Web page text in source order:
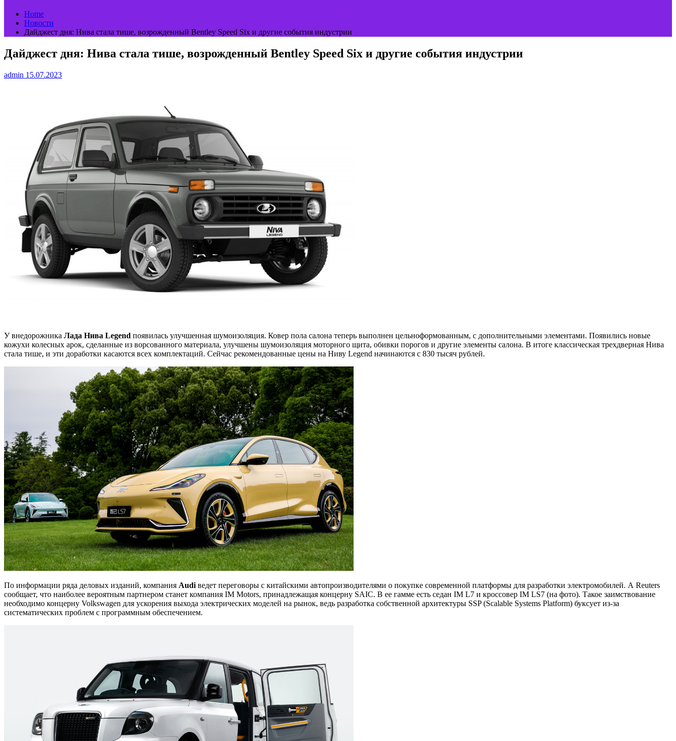
Home
Новости
Дайджест дня: Нива стала тише, возрожденный Bentley Speed Six и другие события индустрии
Дайджест дня: Нива стала тише, возрожденный Bentley Speed Six и другие события индустрии
admin 15.07.2023
У внедорожника Лада Нива Legend появилась улучшенная шумоизоляция. Ковер пола салона теперь выполнен цельноформованным, с дополнительными элементами. Появились новые
кожухи колесных арок, сделанные из ворсованного материала, улучшены шумоизоляция моторного щита, обивки порогов и другие элементы салона. В итоге классическая трехдверная Нива
стала тише, и эти доработки касаются всех комплектаций. Сейчас рекомендованные цены на Ниву Legend начинаются с 830 тысяч рублей.
По информации ряда деловых изданий, компания Audi ведет переговоры с китайскими автопроизводителями о покупке современной платформы для разработки электромобилей. А Reuters
сообщает, что наиболее вероятным партнером станет компания IM Motors, принадлежащая концерну SAIC. В ее гамме есть седан IM L7 и кроссовер IM LS7 (на фото). Такое заимствование
необходимо концерну Volkswagen для ускорения выхода электрических моделей на рынок, ведь разработка собственной архитектуры SSP (Scalable Systems Platform) буксует из-за
систематических проблем с программным обеспечением.